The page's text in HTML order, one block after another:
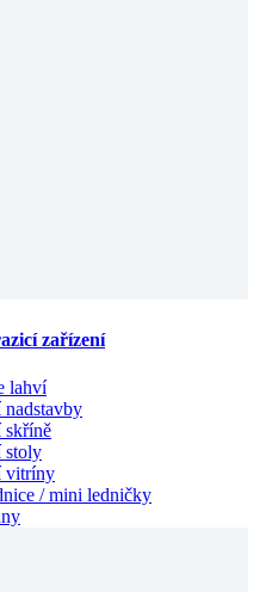
zařízení
lahví
skříně
stoly
vitríny
/ mini ledničky